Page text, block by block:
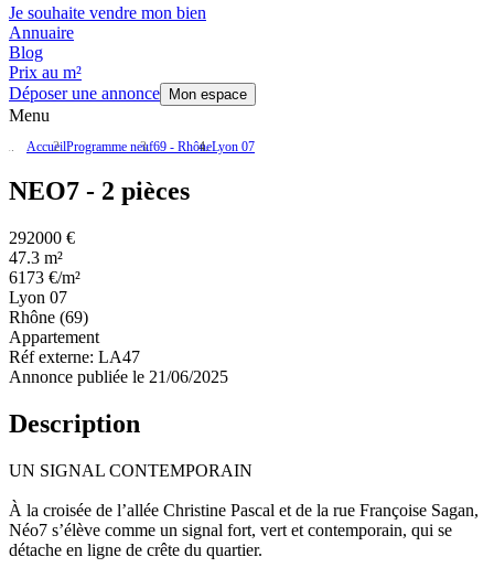
Je souhaite vendre mon bien
Annuaire
Blog
Prix au m²
Déposer une annonce
Mon espace
Menu
AccueilProgramme neuf69 - RhôneLyon 07
NEO7 - 2 pièces
292000 €
47.3 m²
6173 €/m²
Lyon 07
Rhône (69)
Appartement
Réf externe: LA47
Annonce publiée le 21/06/2025
Description
UN SIGNAL CONTEMPORAIN
À la croisée de l’allée Christine Pascal et de la rue Françoise Sagan,
Néo7 s’élève comme un signal fort, vert et contemporain, qui se
détache en ligne de crête du quartier.